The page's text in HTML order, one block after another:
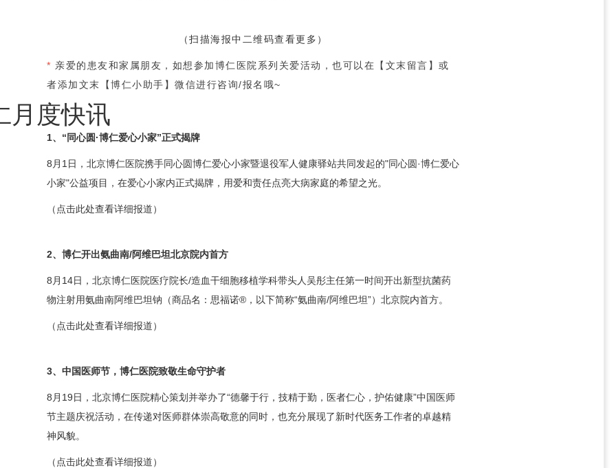
（扫描海报中二维码查看更多）
* 亲爱的患友和家属朋友，如想参加博仁医院系列关爱活动，也可以在【文末留言】或
者添加文末【博仁小助手】微信进行咨询/报名哦~
月度快讯
1、“同心圆·博仁爱心小家”正式揭牌
8月1日，北京博仁医院携手同心圆博仁爱心小家暨退役军人健康驿站共同发起的"同心圆·博仁爱心
小家"公益项目，在爱心小家内正式揭牌，用爱和责任点亮大病家庭的希望之光。
（点击此处查看详细报道）
2、博仁开出氨曲南/阿维巴坦北京院内首方
8月14日，北京博仁医院医疗院长/造血干细胞移植学科带头人吴彤主任第一时间开出新型抗菌药
物注射用氨曲南阿维巴坦钠（商品名：思福诺®，以下简称“氨曲南/阿维巴坦”）北京院内首方。
（点击此处查看详细报道）
3、中国医师节，博仁医院致敬生命守护者
8月19日，北京博仁医院精心策划并举办了“德馨于行，技精于勤，医者仁心，护佑健康”中国医师
节主题庆祝活动，在传递对医师群体崇高敬意的同时，也充分展现了新时代医务工作者的卓越精
神风貌。
（点击此处查看详细报道）